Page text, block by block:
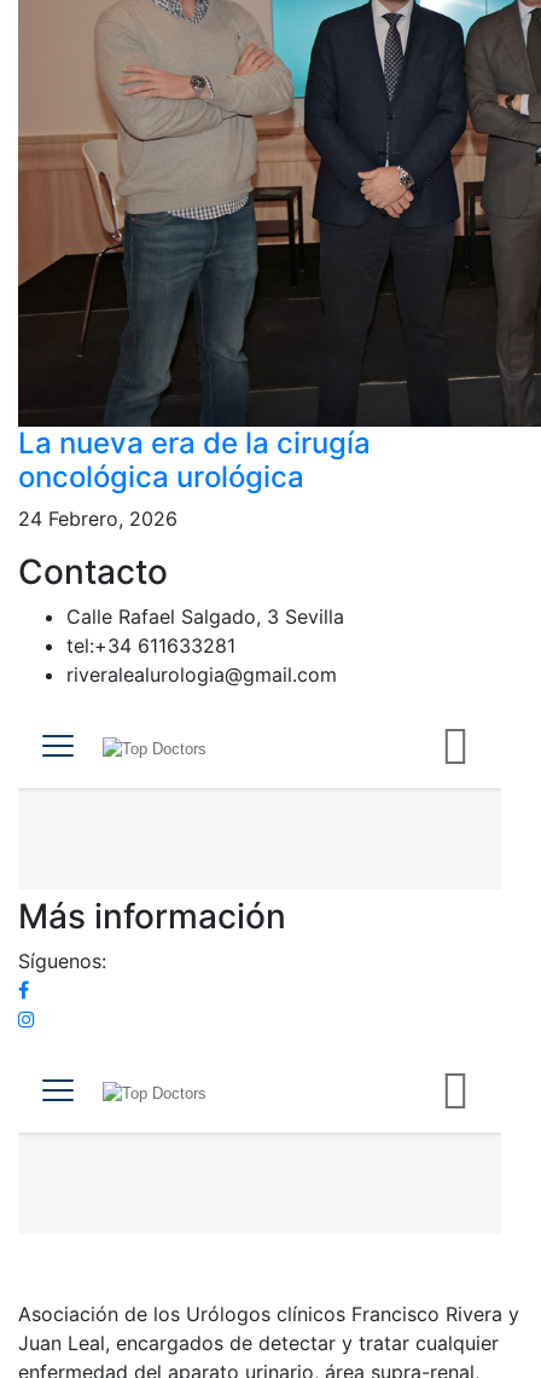
La nueva era de la cirugía
oncológica urológica
24 Febrero, 2026
Contacto
Calle Rafael Salgado, 3 Sevilla
tel:+34 611633281
riveralealurologia@gmail.com
Más información
Síguenos:
Asociación de los Urólogos clínicos Francisco Rivera y
Juan Leal, encargados de detectar y tratar cualquier
enfermedad del aparato urinario, área supra-renal,